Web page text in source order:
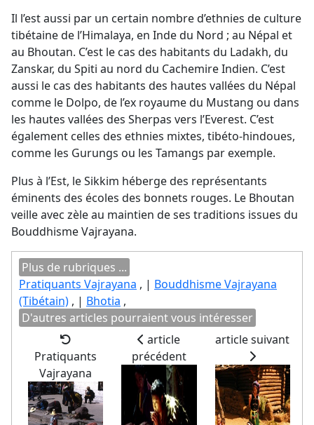
Il l’est aussi par un certain nombre d’ethnies de culture
tibétaine de l’Himalaya, en Inde du Nord ; au Népal et
au Bhoutan. C’est le cas des habitants du Ladakh, du
Zanskar, du Spiti au nord du Cachemire Indien. C’est
aussi le cas des habitants des hautes vallées du Népal
comme le Dolpo, de l’ex royaume du Mustang ou dans
les hautes vallées des Sherpas vers l’Everest. C’est
également celles des ethnies mixtes, tibéto-hindoues,
comme les Gurungs ou les Tamangs par exemple.
Plus à l’Est, le Sikkim héberge des représentants
éminents des écoles des bonnets rouges. Le Bhoutan
veille avec zèle au maintien de ses traditions issues du
Bouddhisme Vajrayana.
Plus de rubriques ...
Pratiquants Vajrayana , | Bouddhisme Vajrayana
(Tibétain) , | Bhotia ,
D'autres articles pourraient vous intéresser
Pratiquants
Vajrayana
article
précédent
article suivant